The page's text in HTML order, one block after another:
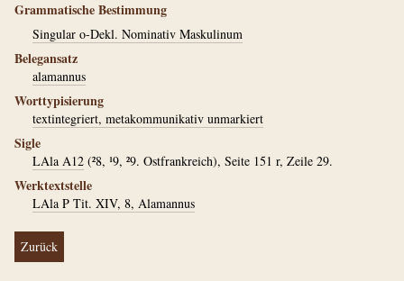
Grammatische Bestimmung
Singular o-Dekl. Nominativ Maskulinum
Belegansatz
alamannus
Worttypisierung
textintegriert, metakommunikativ unmarkiert
Sigle
LAla A12 (²8, ¹9, ²9. Ostfrankreich), Seite 151 r, Zeile 29.
Werktextstelle
LAla P Tit. XIV, 8, Alamannus
Zurück